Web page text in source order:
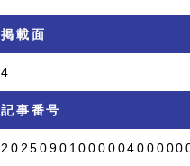
掲載面
4
記事番号